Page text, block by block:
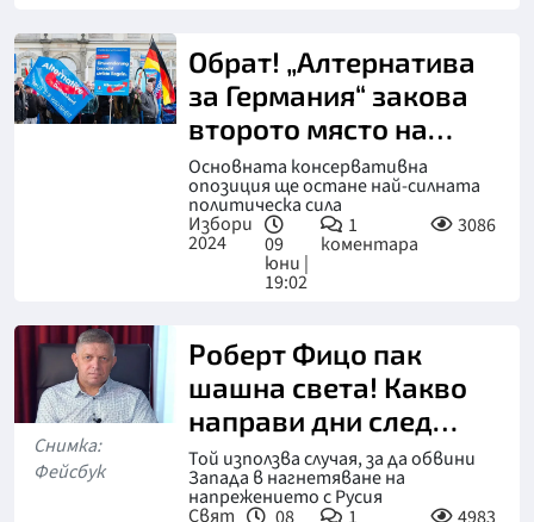
Обрат! „Алтернатива
за Германия“ закова
второто място на
евроизборите
Основната консервативна
опозиция ще остане най-силната
политическа сила
Избори
2024 09
юни |
19:02
1
коментара
3086
Снимка:
Фейсбук
Роберт Фицо пак
шашна света! Какво
направи дни след
атентата (СНИМКА)
Той използва случая, за да обвини
Запада в нагнетяване на
напрежението с Русия
Свят